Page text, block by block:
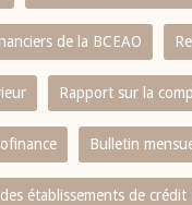
de la BCEAO
Rapport sur la
Bulletin
établissements de crédit